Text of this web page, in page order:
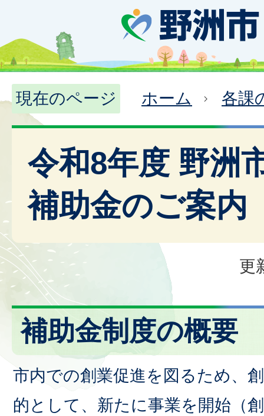
現在のページ ホーム 各課
令和8年度 野洲
補助金のご案内
更
補助金制度の概要
市内での創業促進を図るため、
的として、新たに事業を開始（